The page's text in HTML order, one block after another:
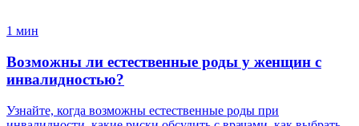
1 мин
Возможны ли естественные роды у женщин с
инвалидностью?
Узнайте, когда возможны естественные роды при